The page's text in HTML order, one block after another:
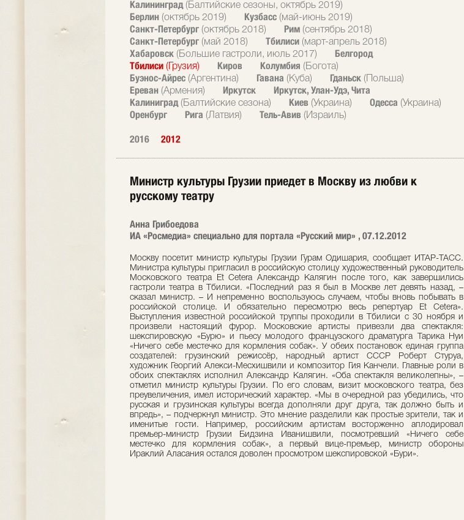
Калининград (Балтийские сезоны, октябрь 2019)
Берлин (октябрь 2019) Кузбасс (май-июнь 2019)
Санкт-Петербург (октябрь 2018) Рим (сентябрь 2018)
Санкт-Петербург (май 2018) Тбилиси (март-апрель 2018)
Хабаровск (Большие гастроли, июль 2017)
Белгород
Тбилиси (Грузия) Киров Колумбия (Богота)
Буэнос-Айрес (Аргентина) Гавана (Куба) Гданьск (Польша)
Ереван (Армения) Иркутск
Иркутск, Улан-Удэ, Чита
Калиниград (Балтийские сезона) Киев (Украина) Одесса (Украина)
Оренбург Рига (Латвия) Тель-Авив (Израиль)
2016 2012
Министр культуры Грузии приедет в Москву из любви к
русскому театру
Анна Грибоедова
ИА «Росмедиа» специально для портала «Русский мир» , 07.12.2012
Москву посетит министр культуры Грузии Гурам Одишария, сообщает ИТАР-ТАСС.
Министра культуры пригласил в российскую столицу художественный руководитель
Московского театра Et Cetera Александр Калягин после того, как завершились
гастроли театра в Тбилиси. «Последний раз я был в Москве лет девять назад, –
сказал министр. – И непременно воспользуюсь случаем, чтобы вновь побывать в
российской столице. И обязательно пересмотрю весь репертуар Et Cetera».
Выступления известной российской труппы проходили в Тбилиси с 30 ноября и
произвели настоящий фурор. Московские артисты привезли два спектакля:
шекспировскую «Бурю» и пьесу молодого французского драматурга Тарика Нуи
«Ничего себе местечко для кормления собак». У обеих постановок единая группа
создателей: грузинский режиссёр, народный артист СССР Роберт Стуруа,
художник Георгий Алекси-Месхишвили и композитор Гия Канчели. Главные роли в
обоих спектаклях исполнил Александр Калягин. «Оба спектакля великолепны», –
отметил министр культуры Грузии. По его словам, визит московского театра, без
преувеличения, имел исторический характер. «Мы в очередной раз убедились, что
русская и грузинская культуры всегда дополняли друг друга, так должно быть и
впредь», – подчеркнул министр. Это мнение разделили как простые зрители, так и
именитые гости. Например, российским артистам восторженно аплодировал
премьер-министр Грузии Бидзина Иванишвили, посмотревший «Ничего себе
местечко для кормления собак», а первый вице-премьер, министр обороны
Ираклий Аласания остался доволен просмотром шекспировской «Бури».